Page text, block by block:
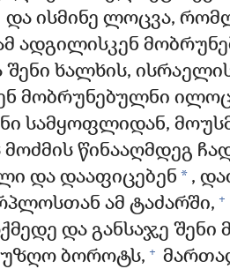
და ისმინე ლოცვა,
ადგილისკენ
შენი ხალხის,
მობრუნებულნი
სამყოფლიდან,
მოძმის წინააღმდეგ
და დააფიცებენ * ,
ამ ტაძარში, +
და განსაჯე შენი
ბოროტს, +